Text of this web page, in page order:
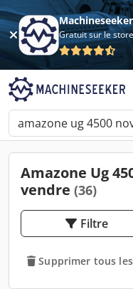
Machineseeker
Gratuit sur le
Amazone Ug
vendre (36)
Filtre
Supprimer tous